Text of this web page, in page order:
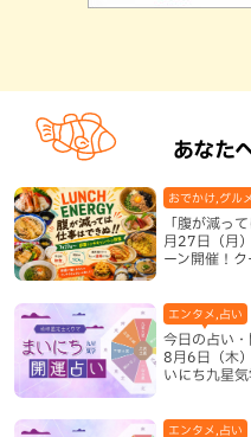
あなた
「腹が減っ
月27日（月
ーン開催！
おでかけ,グル
今日の占い
8月6日（木
いにち九星気
エンタメ,占い
エンタメ,占い